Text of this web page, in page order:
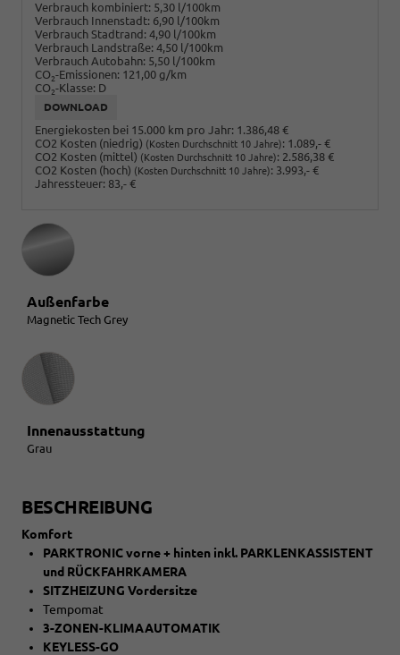
Verbrauch kombiniert: 5,30 l/100km
Verbrauch Innenstadt: 6,90 l/100km
Verbrauch Stadtrand: 4,90 l/100km
Verbrauch Landstraße: 4,50 l/100km
Verbrauch Autobahn: 5,50 l/100km
CO2-Emissionen: 121,00 g/km
CO2-Klasse: D
DOWNLOAD
Energiekosten bei 15.000 km pro Jahr: 1.386,48 €
CO2 Kosten (niedrig) (Kosten Durchschnitt 10 Jahre): 1.089,- €
CO2 Kosten (mittel) (Kosten Durchschnitt 10 Jahre): 2.586,38 €
CO2 Kosten (hoch) (Kosten Durchschnitt 10 Jahre): 3.993,- €
Jahressteuer: 83,- €
Außenfarbe
Magnetic Tech Grey
Innenausstattung
Innenausstattung
Grau
BESCHREIBUNG
Komfort
PARKTRONIC vorne + hinten inkl. PARKLENKASSISTENT
und RÜCKFAHRKAMERA
SITZHEIZUNG Vordersitze
Tempomat
3-ZONEN-KLIMAAUTOMATIK
KEYLESS-GO